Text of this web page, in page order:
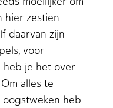
hier zestien
daarvan zijn
voor
heb je het over
alles te
heb